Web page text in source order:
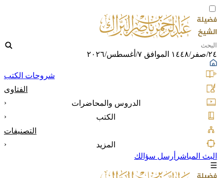
٢٤/صفر/١٤٤٨ الموافق ٧/أغسطس/٢٠٢٦
شروحات الكتب
الفتاوى
الدروس والمحاضرات
‹
الكتب
‹
التصنيفات
المزيد
‹
البث المباشر أرسل سؤالك
☰